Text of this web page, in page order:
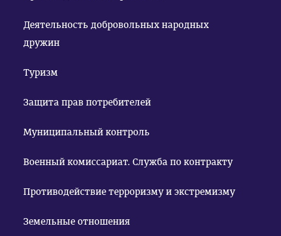
Деятельность добровольных народных
дружин
Туризм
Защита прав потребителей
Муниципальный контроль
Военный комиссариат. Служба по контракту
Противодействие терроризму и экстремизму
Земельные отношения